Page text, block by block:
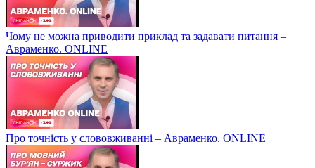
Чому не можна приводити приклад та задавати питання –
Авраменко. ONLINE
Про точність у слововживанні – Авраменко. ONLINE